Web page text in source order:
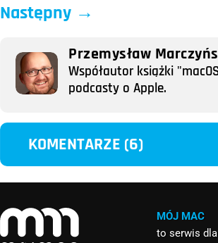
Następny →
Przemysław
Współautor książki
podcasty o Apple.
KOMENTARZE (6)
MÓJ MAC
to serwis